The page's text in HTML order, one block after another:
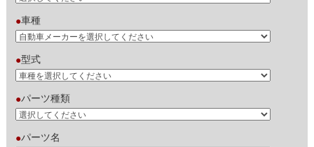
●車種
●型式
●パーツ種類
●パーツ名